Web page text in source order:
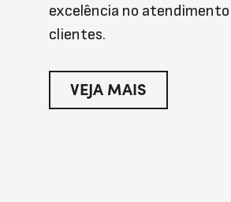
excelência no atendimento
clientes.
VEJA MAIS